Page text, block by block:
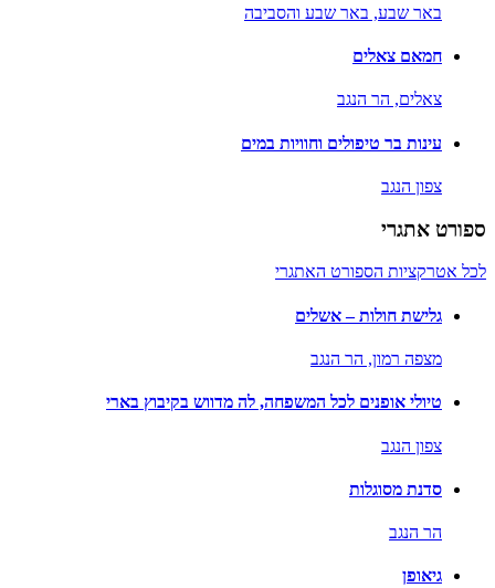
באר שבע, באר שבע והסביבה
חמאם צאלים
צאלים, הר הנגב
עינות בר טיפולים וחוויות במים
צפון הנגב
ספורט אתגרי
לכל אטרקציות הספורט האתגרי
גלישת חולות – אשלים
מצפה רמון, הר הנגב
טיולי אופנים לכל המשפחה, לה מדווש בקיבוץ בארי
צפון הנגב
סדנת מסוגלות
הר הנגב
גיאופן